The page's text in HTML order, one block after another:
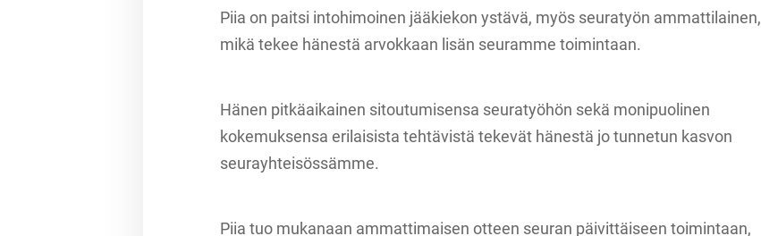
Piia on paitsi intohimoinen jääkiekon ystävä, myös seuratyön ammattilainen,
mikä tekee hänestä arvokkaan lisän seuramme toimintaan.
Hänen pitkäaikainen sitoutumisensa seuratyöhön sekä monipuolinen
kokemuksensa erilaisista tehtävistä tekevät hänestä jo tunnetun kasvon
seurayhteisössämme.
Piia tuo mukanaan ammattimaisen otteen seuran päivittäiseen toimintaan,